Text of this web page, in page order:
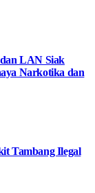
LAN Siak
Narkotika dan
Tambang Ilegal